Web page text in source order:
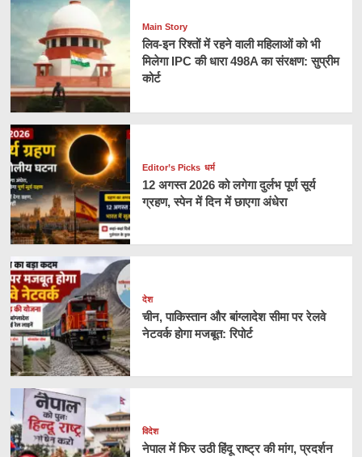
Main Story
लिव-इन रिश्तों में रहने वाली महिलाओं को भी
मिलेगा IPC की धारा 498A का संरक्षण: सुप्रीम
कोर्ट
Editor’s Picks धर्म
12 अगस्त 2026 को लगेगा दुर्लभ पूर्ण सूर्य
ग्रहण, स्पेन में दिन में छाएगा अंधेरा
देश
चीन, पाकिस्तान और बांग्लादेश सीमा पर रेलवे
नेटवर्क होगा मजबूत: रिपोर्ट
विदेश
नेपाल में फिर उठी हिंदू राष्ट्र की मांग, प्रदर्शन